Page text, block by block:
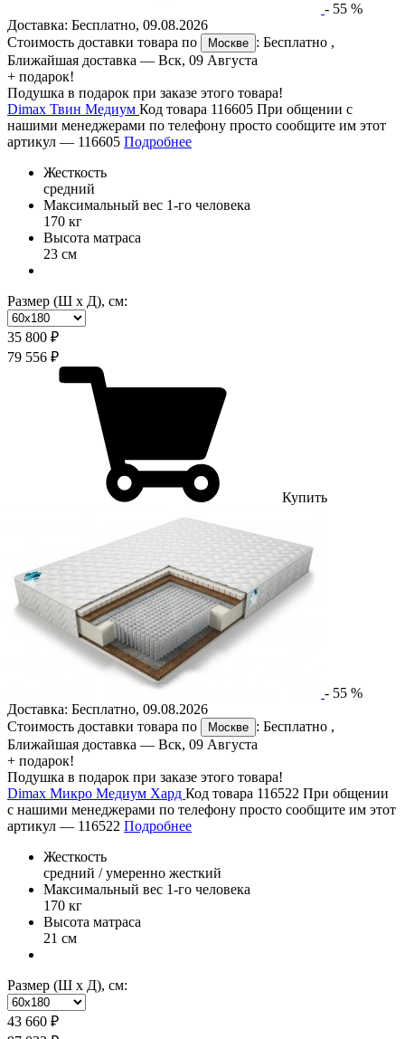
- 55 %
Доставка: Бесплатно, 09.08.2026
Стоимость доставки товара по
Москве : Бесплатно ,
Ближайшая доставка — Вск, 09 Августа
+ подарок!
Подушка в подарок при заказе этого товара!
Dimax Твин Медиум Код товара 116605 При общении с
нашими менеджерами по телефону просто сообщите им этот
артикул — 116605 Подробнее
Жесткость
средний
Максимальный вес 1-го человека
170 кг
Высота матраса
23 см
Размер (Ш х Д), см:
35 800 ₽
79 556 ₽
Купить
- 55 %
Доставка: Бесплатно, 09.08.2026
Стоимость доставки товара по
Москве : Бесплатно ,
Ближайшая доставка — Вск, 09 Августа
+ подарок!
Подушка в подарок при заказе этого товара!
Dimax Микро Медиум Хард Код товара 116522 При общении
с нашими менеджерами по телефону просто сообщите им этот
артикул — 116522 Подробнее
Жесткость
средний / умеренно жесткий
Максимальный вес 1-го человека
170 кг
Высота матраса
21 см
Размер (Ш х Д), см:
43 660 ₽